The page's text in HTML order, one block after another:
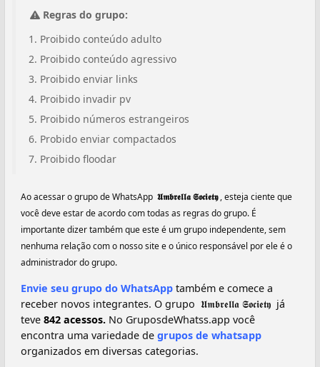
Regras do grupo:
Proibido conteúdo adulto
Proibido conteúdo agressivo
Proibido enviar links
Proibido invadir pv
Proibido números estrangeiros
Probido enviar compactados
Proibido floodar
Ao acessar o grupo de WhatsApp ️ 𝖀𝖒𝖇𝖗𝖊𝖑𝖑𝖆 𝕾𝖔𝖈𝖎𝖊𝖙𝖞 ️, esteja ciente que
você deve estar de acordo com todas as regras do grupo. É
importante dizer também que este é um grupo independente, sem
nenhuma relação com o nosso site e o único responsável por ele é o
administrador do grupo.
Envie seu grupo do WhatsApp também e comece a
receber novos integrantes. O grupo ️ 𝖀𝖒𝖇𝖗𝖊𝖑𝖑𝖆 𝕾𝖔𝖈𝖎𝖊𝖙𝖞 ️ já
teve 842 acessos. No GruposdeWhatss.app você
encontra uma variedade de grupos de whatsapp
organizados em diversas categorias.